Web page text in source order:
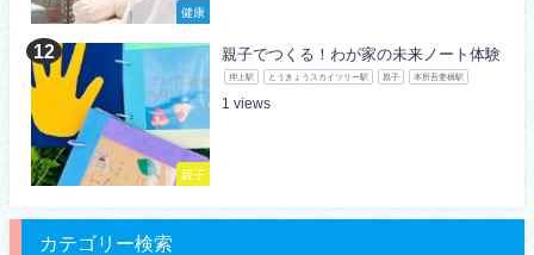
健康
親子
親子でつくる！わが家の未来ノート体験
押上駅 とうきょうスカイツリー駅 親子 本所吾妻橋駅
1
カテゴリー検索